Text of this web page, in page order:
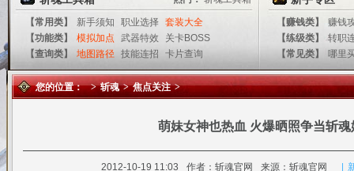
【常用类】 新手须知 职业选择 套装大全
【功能类】
模拟加点 武器特效
关卡BOSS
【查询类】
地图路径 技能连招 卡片查询
【赚钱类】
赚钱
【练级类】
转职
【常见类】
哪里
您的位置： > 斩魂 > 焦点关注 >
萌妹女神也热血 火爆晒照争当斩魂
2012-10-19 11:03 作者：斩魂官网 来源：斩魂官网